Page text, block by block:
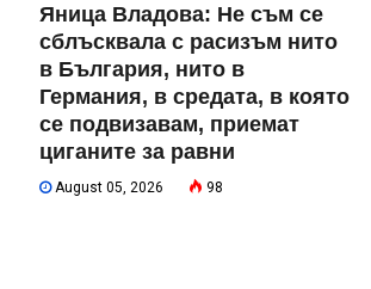
Яница Владова: Не съм се
сблъсквала с расизъм нито
в България, нито в
Германия, в средата, в която
се подвизавам, приемат
циганите за равни
August 05, 2026 98